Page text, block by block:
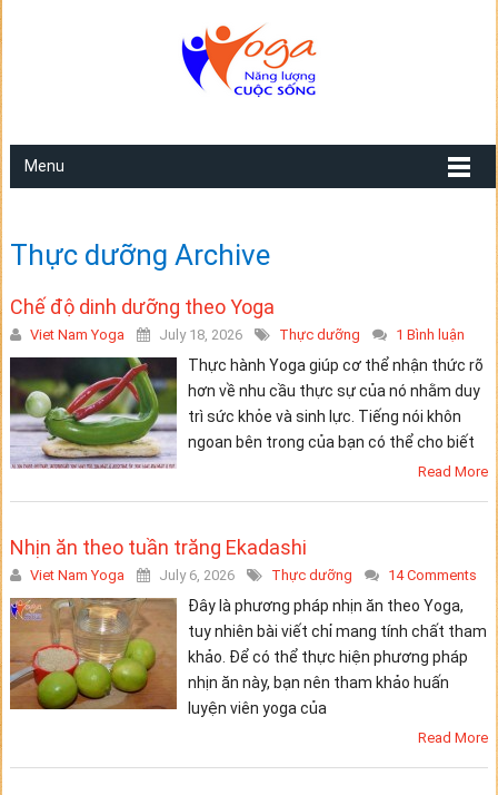
Menu
Thực dưỡng Archive
Chế độ dinh dưỡng theo Yoga
Viet Nam Yoga July 18, 2026 Thực dưỡng 1 Bình luận
Thực hành Yoga giúp cơ thể nhận thức rõ
hơn về nhu cầu thực sự của nó nhằm duy
trì sức khỏe và sinh lực. Tiếng nói khôn
ngoan bên trong của bạn có thể cho biết
Read More
Nhịn ăn theo tuần trăng Ekadashi
Viet Nam Yoga July 6, 2026 Thực dưỡng 14 Comments
Đây là phương pháp nhịn ăn theo Yoga,
tuy nhiên bài viết chỉ mang tính chất tham
khảo. Để có thể thực hiện phương pháp
nhịn ăn này, bạn nên tham khảo huấn
luyện viên yoga của
Read More